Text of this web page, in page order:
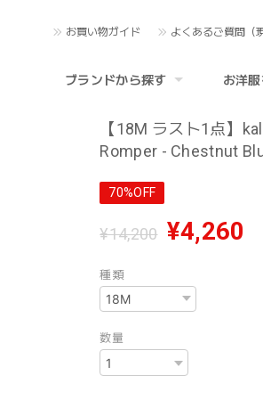
お買い物ガイド よくあるご質問（
ブランドから探す お洋
【18M ラスト1点】
Romper - Chestnut
70%OFF
¥14,200 ¥4,260
種類
数量